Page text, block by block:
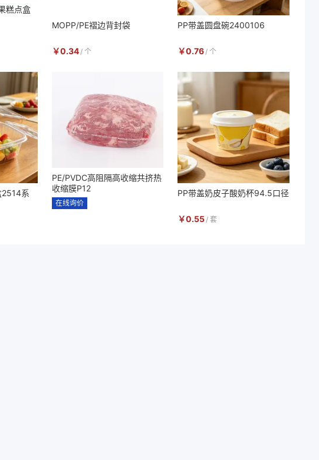
糕点盒
MOPP/PE褶边背封袋
￥0.34 / 个
PP带盖圆盘碗2400106
￥0.76 / 个
2514系
PE/PVDC高阻隔高收缩共挤热
收缩膜P12
在线询价
PP带盖奶皮子酸奶杯94.5口径
￥0.55/ 套